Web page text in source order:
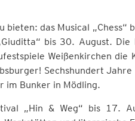
das Musical „Chess“
bis 30. August. Die
Weißenkirchen die
Sechshundert
im Bunker in Mödling.
„Hin & Weg“ bis 17.